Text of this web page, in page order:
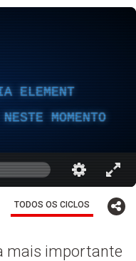
ELEMENT
MOMENTO
TODOS OS CICLOS
mais importante